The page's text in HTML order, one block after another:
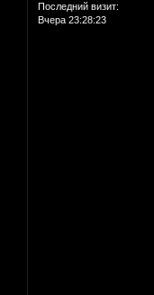
Последний визит:
Вчера 23:28:23